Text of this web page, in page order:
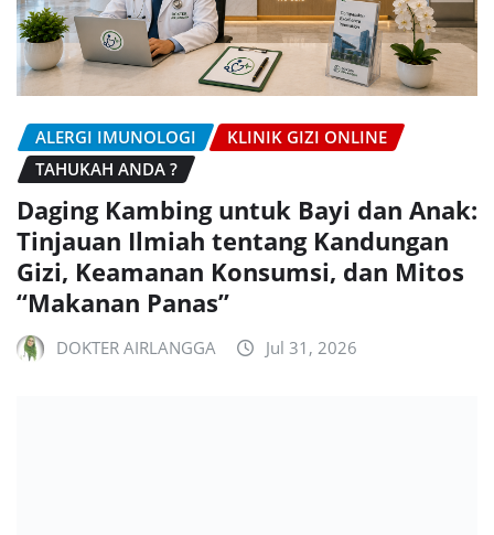
ALERGI IMUNOLOGI
KLINIK GIZI ONLINE
TAHUKAH ANDA ?
Daging Kambing untuk Bayi dan Anak:
Tinjauan Ilmiah tentang Kandungan
Gizi, Keamanan Konsumsi, dan Mitos
“Makanan Panas”
DOKTER AIRLANGGA Jul 31, 2026